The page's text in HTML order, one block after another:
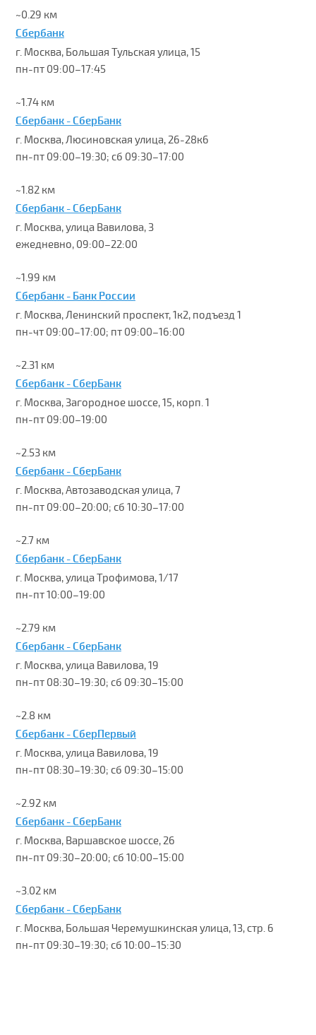
~0.29 км
Сбербанк
г. Москва, Большая Тульская улица, 15
пн-пт 09:00–17:45
~1.74 км
Сбербанк - СберБанк
г. Москва, Люсиновская улица, 26-28к6
пн-пт 09:00–19:30; сб 09:30–17:00
~1.82 км
Сбербанк - СберБанк
г. Москва, улица Вавилова, 3
ежедневно, 09:00–22:00
~1.99 км
Сбербанк - Банк России
г. Москва, Ленинский проспект, 1к2, подъезд 1
пн-чт 09:00–17:00; пт 09:00–16:00
~2.31 км
Сбербанк - СберБанк
г. Москва, Загородное шоссе, 15, корп. 1
пн-пт 09:00–19:00
~2.53 км
Сбербанк - СберБанк
г. Москва, Автозаводская улица, 7
пн-пт 09:00–20:00; сб 10:30–17:00
~2.7 км
Сбербанк - СберБанк
г. Москва, улица Трофимова, 1/17
пн-пт 10:00–19:00
~2.79 км
Сбербанк - СберБанк
г. Москва, улица Вавилова, 19
пн-пт 08:30–19:30; сб 09:30–15:00
~2.8 км
Сбербанк - СберПервый
г. Москва, улица Вавилова, 19
пн-пт 08:30–19:30; сб 09:30–15:00
~2.92 км
Сбербанк - СберБанк
г. Москва, Варшавское шоссе, 26
пн-пт 09:30–20:00; сб 10:00–15:00
~3.02 км
Сбербанк - СберБанк
г. Москва, Большая Черемушкинская улица, 13, стр. 6
пн-пт 09:30–19:30; сб 10:00–15:30